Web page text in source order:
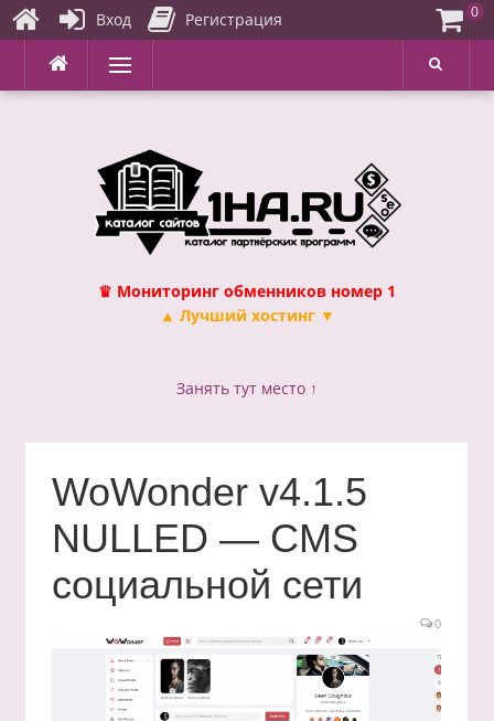
Перейти
содержимому
Меню
♛ Мониторинг обменников номер 1
▲ Лучший хостинг ▼
Занять тут место ↑
WoWonder v4.1.5
NULLED — CMS
социальной сети
0
Вход Регистрация 0